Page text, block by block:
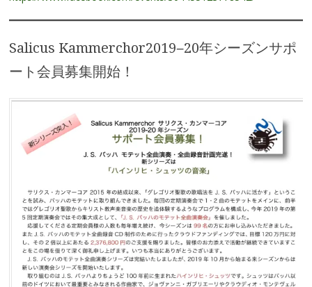
Salicus Kammerchor2019−20年シーズンサポ
ート会員募集開始！